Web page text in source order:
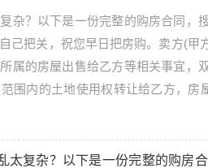
杂？以下是一份完整的购房合同，
己把关，祝您早日把房购。卖方(甲
属的房屋出售给乙方等相关事宜，
围内的土地使用权转让给乙方，房
太复杂？以下是一份完整的购房